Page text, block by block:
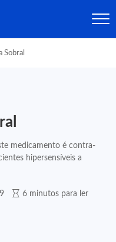
Sobral
medicamento é contra-
hipersensíveis a
6 minutos para ler